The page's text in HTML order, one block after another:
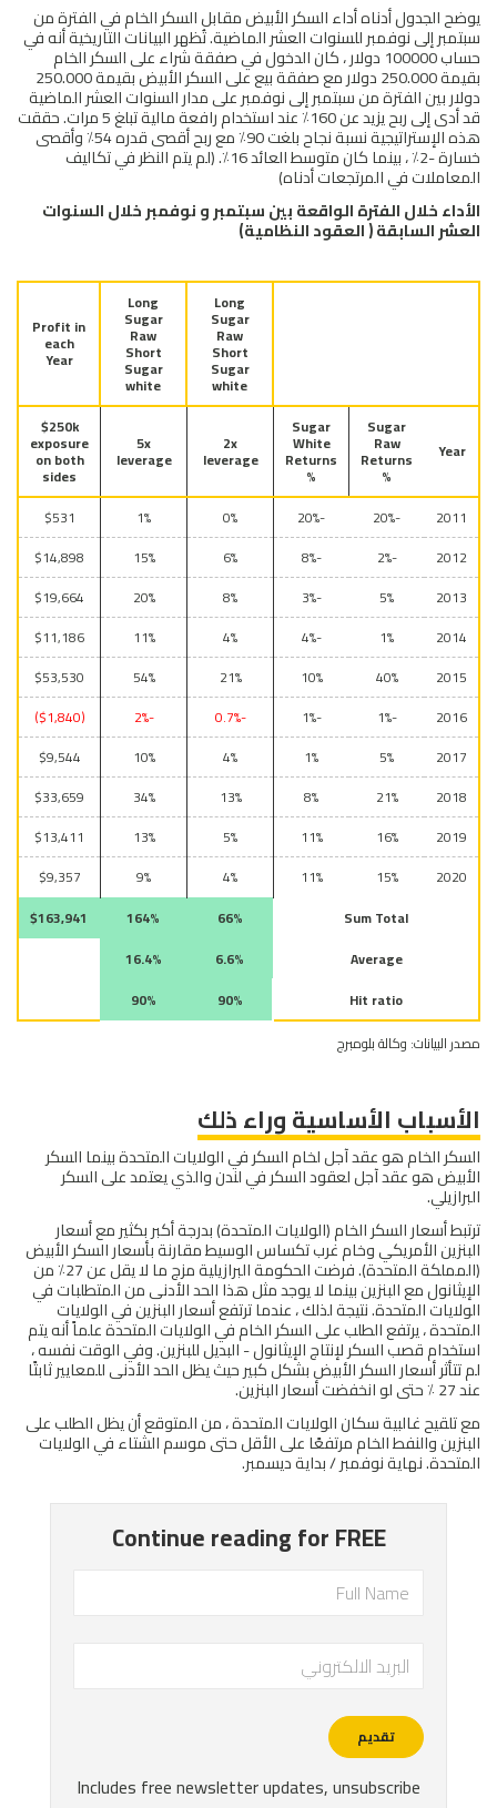
يوضح الجدول أدناه أداء السكر الأبيض مقابل السكر الخام في الفترة من
سبتمبر إلى نوفمبر للسنوات العشر الماضية. تُظهر البيانات التاريخية أنه في
حساب 100000 دولار ، كان الدخول في صفقة شراء على السكر الخام
بقيمة 250.000 دولار مع صفقة بيع على السكر الأبيض بقيمة 250.000
دولار بين الفترة من سبتمبر إلى نوفمبر على مدار السنوات العشر الماضية
قد أدى إلى ربح يزيد عن 160٪ عند استخدام رافعة مالية تبلغ 5 مرات. حققت
هذه الإستراتيجية نسبة نجاح بلغت 90٪ مع ربح أقصى قدره 54٪ وأقصى
خسارة -2٪ ، بينما كان متوسط العائد 16٪. (لم يتم النظر في تكاليف
المعاملات في المرتجعات أدناه)
الأداء خلال الفترة الواقعة بين سبتمبر و نوفمبر خلال السنوات
العشر السابقة ( العقود النظامية)
Long
Sugar
Raw
Short
Sugar
white
Long
Sugar
Raw
Short
Sugar
white
Profit in
each
Year
Year
Sugar
Raw
Returns
%
Sugar
White
Returns
%
2x
leverage
5x
leverage
$250k
exposure
on both
sides
2011
-20%
-20%
0%
1%
$531
2012
-2%
-8%
6%
15%
$14,898
2013
5%
-3%
8%
20%
$19,664
2014
1%
-4%
4%
11%
$11,186
2015
40%
10%
21%
54%
$53,530
2016
-1%
-1%
-0.7%
-2%
($1,840)
2017
5%
1%
4%
10%
$9,544
2018
21%
8%
13%
34%
$33,659
2019
16%
11%
5%
13%
$13,411
2020
15%
11%
4%
9%
$9,357
Sum Total
66%
164%
$163,941
Average
6.6%
16.4%
Hit ratio
90%
90%
مصدر البيانات: وكالة بلومبرج
الأسباب الأساسية وراء ذلك
السكر الخام هو عقد آجل لخام السكر في الولايات المتحدة بينما السكر
الأبيض هو عقد آجل لعقود السكر في لندن والذي يعتمد على السكر
البرازيلي.
ترتبط أسعار السكر الخام (الولايات المتحدة) بدرجة أكبر بكثير مع أسعار
البنزين الأمريكي وخام غرب تكساس الوسيط مقارنة بأسعار السكر الأبيض
(المملكة المتحدة). فرضت الحكومة البرازيلية مزج ما لا يقل عن 27٪ من
الإيثانول مع البنزين بينما لا يوجد مثل هذا الحد الأدنى من المتطلبات في
الولايات المتحدة. نتيجة لذلك ، عندما ترتفع أسعار البنزين في الولايات
المتحدة ، يرتفع الطلب على السكر الخام في الولايات المتحدة علماً أنه يتم
استخدام قصب السكر لإنتاج الإيثانول - البديل للبنزين. وفي الوقت نفسه ،
لم تتأثر أسعار السكر الأبيض بشكل كبير حيث يظل الحد الأدنى للمعايير ثابتًا
عند 27 ٪ حتى لو انخفضت أسعار البنزين.
مع تلقيح غالبية سكان الولايات المتحدة ، من المتوقع أن يظل الطلب على
البنزين والنفط الخام مرتفعًا على الأقل حتى موسم الشتاء في الولايات
المتحدة. نهاية نوفمبر / بداية ديسمبر.